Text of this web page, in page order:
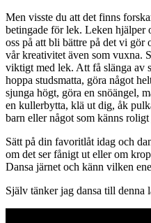
Men visste du att det finns
betingade för lek. Leken hjälper
oss på att bli bättre på det vi
vår kreativitet även som vuxna.
viktigt med lek. Att få slänga av
hoppa studsmatta, göra något
sjunga högt, göra en snöängel,
en kullerbytta, klä ut dig, åk
barn eller något som känns
Sätt på din favoritlåt idag och
om det ser fånigt ut eller om
Dansa järnet och känn vilken
Själv tänker jag dansa till denna